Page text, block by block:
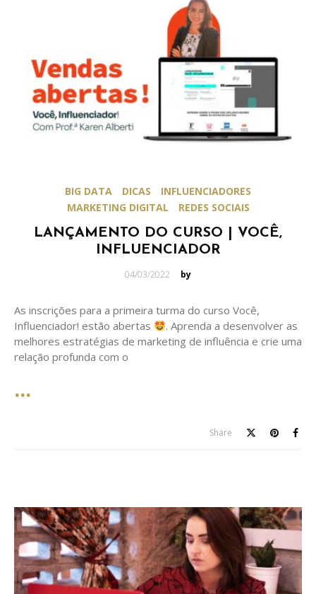
BIG DATA DICAS
INFLUENCIADORES
MARKETING DIGITAL
REDES SOCIAIS
LANÇAMENTO DO CURSO | VOCÊ,
INFLUENCIADOR
Posted
04/03/2022 by
As inscrições para a primeira turma do curso Você,
Influenciador! estão abertas
. Aprenda a desenvolver as
melhores estratégias de marketing de influência e crie uma
relação profunda com o
Share